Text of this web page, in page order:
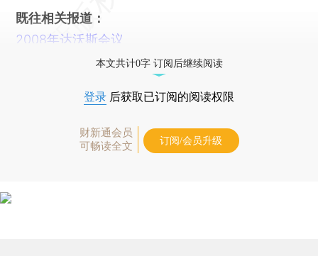
既往相关报道：
2008年达沃斯会议
本文共计0字 订阅后继续阅读
登录 后获取已订阅的阅读权限
财新通会员
可畅读全文
订阅/会员升级